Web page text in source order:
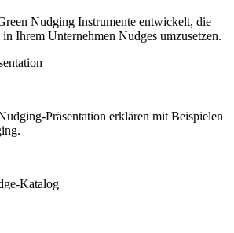
Nudging Instrumente entwickelt, die
in Ihrem Unternehmen Nudges umzusetzen.
Präsentation erklären mit Beispielen